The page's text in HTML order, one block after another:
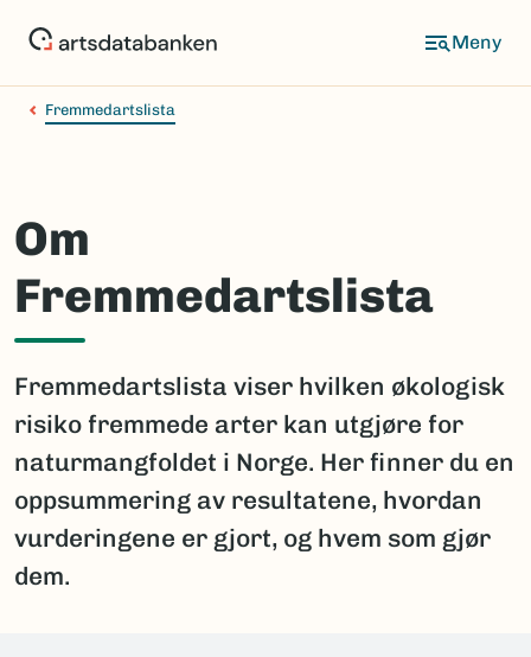
Fremmedartslista
Om
Fremmedartslista
Fremmedartslista viser hvilken økologisk
risiko fremmede arter kan utgjøre for
naturmangfoldet i Norge. Her finner du en
oppsummering av resultatene, hvordan
vurderingene er gjort, og hvem som gjør
dem.